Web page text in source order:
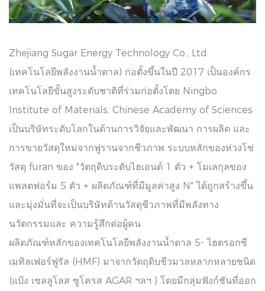
Zhejiang Sugar Energy Technology Co., Ltd.
(เทคโนโลยีพลังงานน้ำตาล) ก่อตั้งขึ้นในปี 2017 เป็นองค์กร
เทคโนโลยีขั้นสูงระดับชาติที่ร่วมก่อตั้งโดย Ningbo
Institute of Materials, Chinese Academy of Sciences
เป็นบริษัทระดับโลกในด้านการวิจัยและพัฒนา การผลิต และ
การขายวัสดุใหม่จากฟูรานจากชีวภาพ ระบบหลักของห่วงโซ่
วัสดุ furan ของ "วัตถุดิบระดับไฮเอนด์ 1 ตัว + โมเลกุลของ
แพลตฟอร์ม 5 ตัว + ผลิตภัณฑ์ที่มีมูลค่าสูง N" ได้ถูกสร้างขึ้น
และมุ่งมั่นที่จะเป็นบริษัทด้านวัสดุชีวภาพที่มีพลังทาง
นวัตกรรมและ ความรู้สึกต่อผู้คน
ผลิตภัณฑ์หลักของเทคโนโลยีพลังงานน้ำตาล 5- ไฮดรอกซี
เมทิลเฟอร์ฟูรัล (HMF) มาจากวัตถุดิบชีวมวลหลากหลายชนิด
(แป้ง เซลลูโลส ซูโครส AGAR ฯลฯ ) โดยมีกลุ่มฟังก์ชันที่ออก